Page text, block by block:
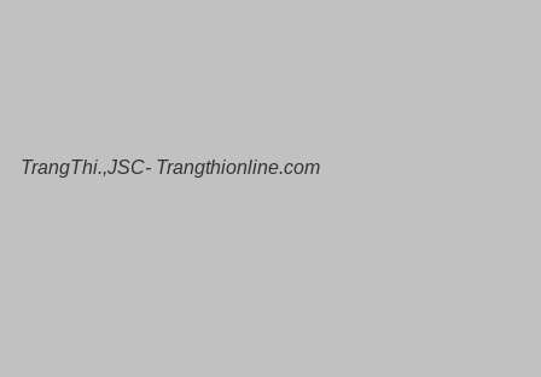
TrangThi.,JSC- Trangthionline.com